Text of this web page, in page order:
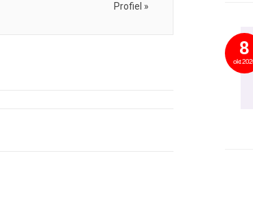
Profiel »
8
okt